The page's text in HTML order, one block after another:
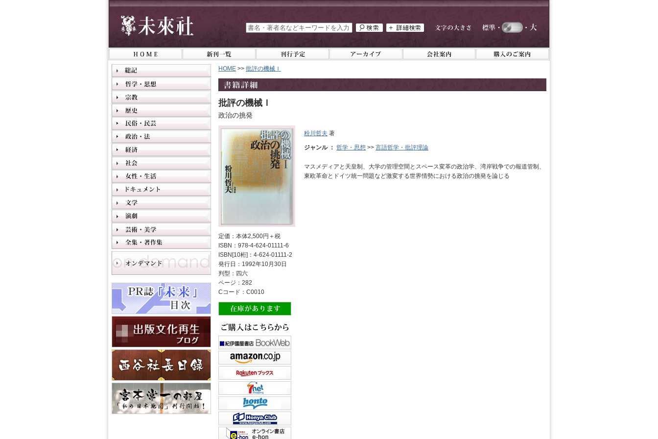
HOME >> 批評の機械Ｉ
批評の機械Ｉ
政治の挑発
定価：本体2,500円＋税
ISBN：978-4-624-01111-6
ISBN[10桁]：4-624-01111-2
発行日：1992年10月30日
判型：四六
ページ：282
Cコード：C0010
粉川哲夫 著
ジャンル ： 哲学・思想 >> 言語哲学・批評理論
マスメディアと天皇制、大学の管理空間とスペース変革の政治学、湾岸戦争での報道管制、
東欧革命とドイツ統一問題など激変する世界情勢における政治の挑発を論じる